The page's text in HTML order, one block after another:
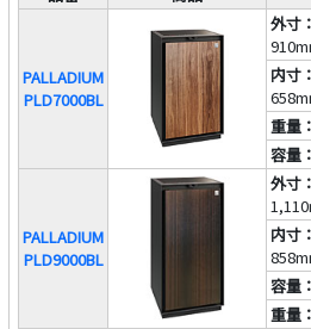
PALLADIUM
PLD7000BL
外寸：
内寸：
重量
容量
PALLADIUM
PLD9000BL
外寸：
内寸：
容量
重量